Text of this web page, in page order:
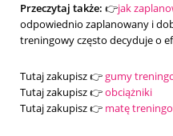
Przeczytaj także: 👉jak
odpowiednio zaplanowany i
treningowy często decyduje o
Tutaj zakupisz 👉gumy
Tutaj zakupisz 👉obciążniki
Tutaj zakupisz 👉 matę